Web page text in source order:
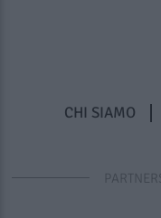
CHI SIAMO